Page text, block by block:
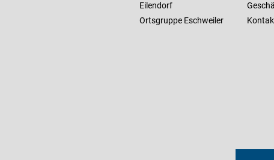
Eilendorf
Ortsgruppe Eschweiler